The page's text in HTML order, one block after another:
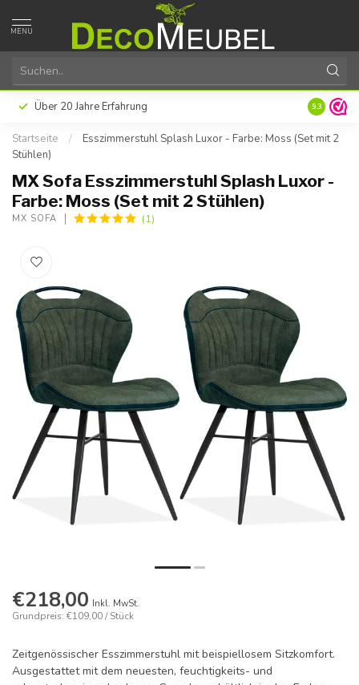
MENU
Zahlen Sie später oder in Raten mit Klarna 9.3
Startseite /
Esszimmerstuhl Splash Luxor - Farbe: Moss (Set mit 2
Stühlen)
MX Sofa Esszimmerstuhl Splash Luxor -
Farbe: Moss (Set mit 2 Stühlen)
MX SOFA (1)
€218,00 Inkl. MwSt.
Grundpreis: €109,00 / Stück
Zeitgenössischer Esszimmerstuhl mit beispiellosem Sitzkomfort.
Ausgestattet mit dem neuesten, feuchtigkeits- und